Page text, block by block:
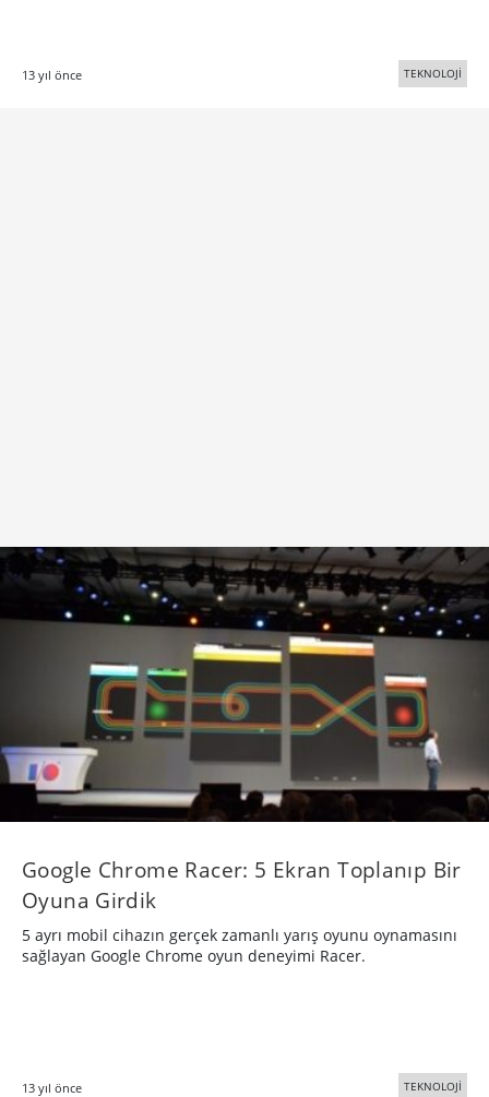
13 yıl önce TEKNOLOJİ
Google Chrome Racer: 5 Ekran Toplanıp Bir
Oyuna Girdik
5 ayrı mobil cihazın gerçek zamanlı yarış oyunu oynamasını
sağlayan Google Chrome oyun deneyimi Racer.
13 yıl önce TEKNOLOJİ